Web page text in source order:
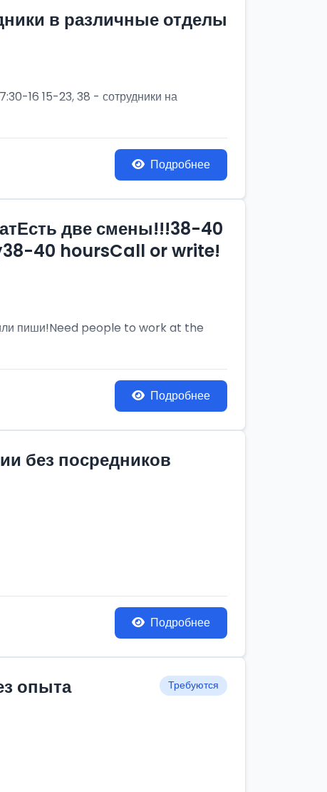
в различные отделы
16 15-23, 38 - сотрудники на
Подробнее
две смены!!!38-40
40 hoursCall or write!
пиши!Need people to work at the
Подробнее
без посредников
Подробнее
опыта Требуются